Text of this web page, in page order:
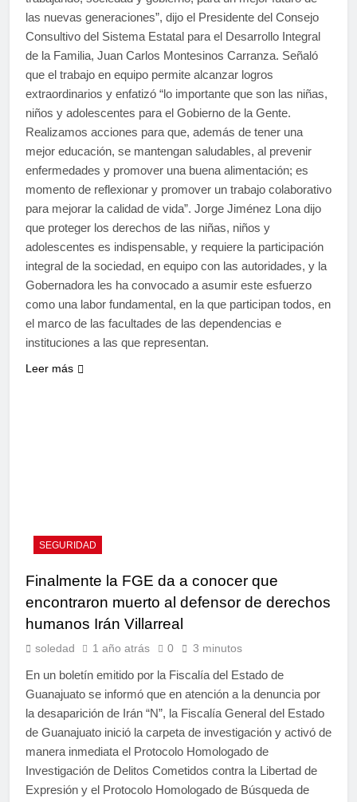
las nuevas generaciones”, dijo el Presidente del Consejo
Consultivo del Sistema Estatal para el Desarrollo Integral
de la Familia, Juan Carlos Montesinos Carranza. Señaló
que el trabajo en equipo permite alcanzar logros
extraordinarios y enfatizó “lo importante que son las niñas,
niños y adolescentes para el Gobierno de la Gente.
Realizamos acciones para que, además de tener una
mejor educación, se mantengan saludables, al prevenir
enfermedades y promover una buena alimentación; es
momento de reflexionar y promover un trabajo colaborativo
para mejorar la calidad de vida”. Jorge Jiménez Lona dijo
que proteger los derechos de las niñas, niños y
adolescentes es indispensable, y requiere la participación
integral de la sociedad, en equipo con las autoridades, y la
Gobernadora les ha convocado a asumir este esfuerzo
como una labor fundamental, en la que participan todos, en
el marco de las facultades de las dependencias e
instituciones a las que representan.
Leer más
SEGURIDAD
Finalmente la FGE da a conocer que
encontraron muerto al defensor de derechos
humanos Irán Villarreal
soledad 1 año atrás 0 3 minutos
En un boletín emitido por la Fiscalía del Estado de
Guanajuato se informó que en atención a la denuncia por
la desaparición de Irán “N”, la Fiscalía General del Estado
de Guanajuato inició la carpeta de investigación y activó de
manera inmediata el Protocolo Homologado de
Investigación de Delitos Cometidos contra la Libertad de
Expresión y el Protocolo Homologado de Búsqueda de